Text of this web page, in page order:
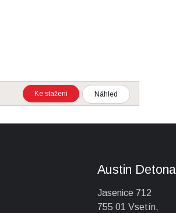
Náhled
Ke stažení
Austin
Jasenice 712
755 01 Vsetín,